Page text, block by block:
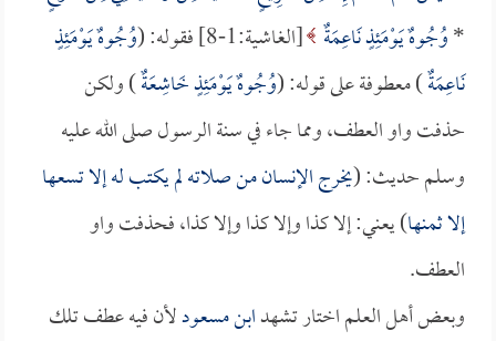
*وُجُوهٌ يَوْمَئِذٍ نَاعِمَةٌ [الغاشية:1-8] فقوله: (
وُجُوهٌ يَوْمَئِذٍ
نَاعِمَةٌ) معطوفة على قوله: (وُجُوهٌ يَوْمَئِذٍ خَاشِعَةٌ) ولكن
حذفت واو العطف، ومما جاء في سنة الرسول صلى الله عليه
وسلم حديث: (يخرج الإنسان من صلاته لم يكتب له إلا تسعها
إلا ثمنها) يعني: إلا كذا وإلا كذا وإلا كذا، فحذفت واو
العطف.
وبعض أهل العلم اختار تشهدابن مسعودلأن فيه عطف تلك